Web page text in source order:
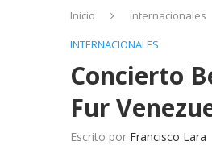
Inicio internacionales
INTERNACIONALES
Concierto
Fur
Escrito por Francisco Lara